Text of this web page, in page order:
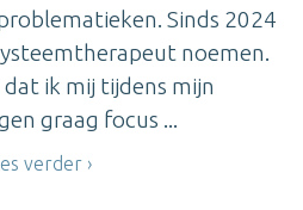
Sinds 2024
noemen.
ik mij tijdens mijn
graag focus ...
verder